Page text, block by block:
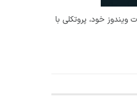
خود، پروتکلی با